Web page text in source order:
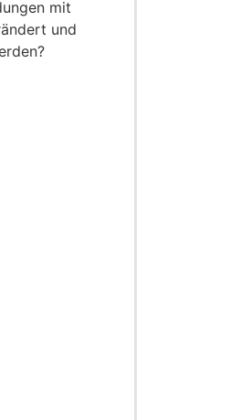
mit
und